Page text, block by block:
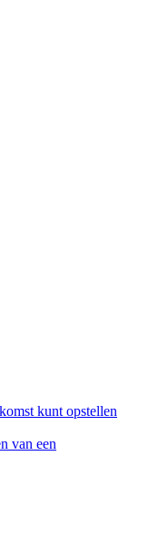
kunt opstellen
van een